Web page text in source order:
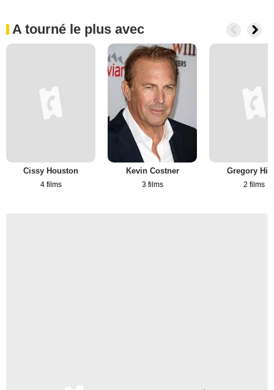
A tourné le plus avec
Cissy Houston
4 films
Kevin Costner
3 films
Gregory
2 films